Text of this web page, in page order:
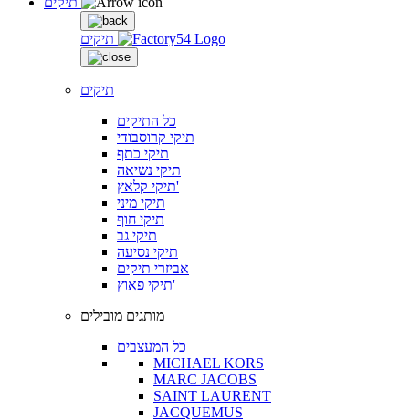
תיקים
תיקים
כל התיקים
תיקי קרוסבודי
תיקי כתף
תיקי נשיאה
תיקי קלאץ'
תיקי מיני
תיקי חוף
תיקי גב
תיקי נסיעה
אביזרי תיקים
תיקי פאוץ'
מותגים מובילים
כל המעצבים
MICHAEL KORS
MARC JACOBS
SAINT LAURENT
JACQUEMUS